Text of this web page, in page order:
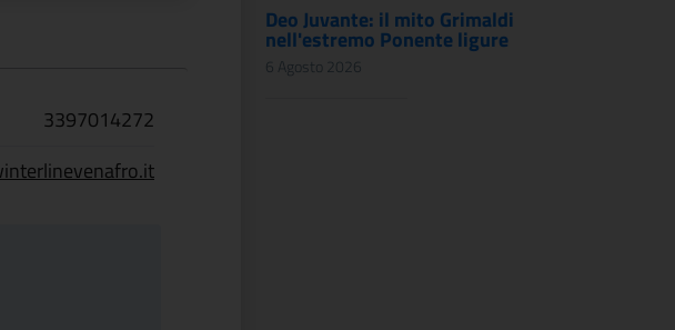
3397014272
Deo Juvante: il mito Grimaldi
nell'estremo Ponente ligure
6 Agosto 2026